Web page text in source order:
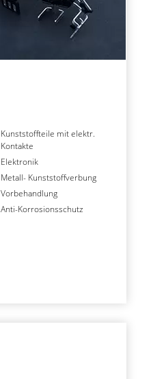
Kunststoffteile mit elektr.
Kontakte
Elektronik
Metall- Kunststoffverbung
Vorbehandlung
Anti-Korrosionsschutz